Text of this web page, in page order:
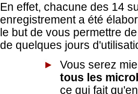
En effet, chacune des 14
enregistrement a été
le but de vous permettre
de quelques jours
Vous serez
tous les
ce qui fait